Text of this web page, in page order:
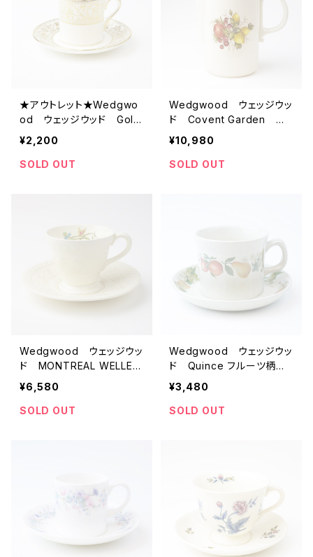
★アウトレット★Wedgwo
od ウェッジウッド Gold
Florentine ビンテージ
デミタス カップ＆ソーサ
ー 【イギリス】 アンティ
¥2,200
SOLD OUT
Wedgwood ウェッジウッ
ド Covent Garden 大
ポット ビンテージ カップ
＆ソーサー 【イギリス】
アンティーク コーヒーカ
¥10,980
SOLD OUT
Wedgwood ウェッジウッ
ド MONTREAL WELLES
LEY USパテント ビンテ
ージ カップ＆ソーサー
【イギリス】 アンティー
¥6,580
SOLD OUT
Wedgwood ウェッジウッ
ド Quince フルーツ柄
ビンテージ カップ＆ソーサ
ー 【イギリス】 アンティ
ーク コーヒーカップ テ
¥3,480
SOLD OUT